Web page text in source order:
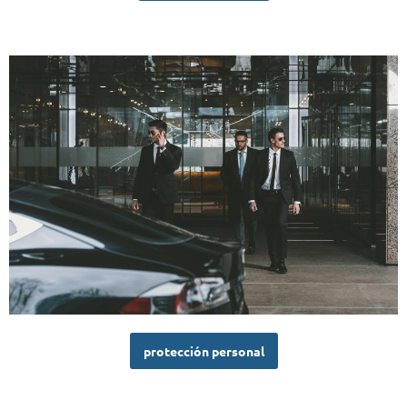
protección personal